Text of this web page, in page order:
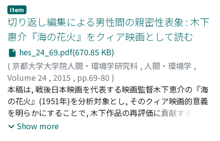
ルソナへの自己誉及性を伴った, 「無垢なアダム」として
のヒーローと, 「堕ちたイヴ」としてのヒロインの問で繰
り広げられる恋愛バトルを描く. 無垢に固執するヒーロー
は, ヒロインに対する絶対的な優位性を保持し, 自身の理想
とする「無垢なイヴ」であることを彼女に強いる. それは,
彼女のアイデンティティの分裂と増殖, 反復構造を伴った
終わりなき恋愛バトルをもたらす, この特異性は, ジャンル
が衰退に向かうにつれてより極端な形で他のスタージェス
作品に引き継がれる. 『殺人幻想曲』(Unfaithfully Yours,
1948)のヒロインは夫に殺される可能性さえあり, 恋愛バ
トルの幸福な帰結となるべき結婚生活は恐ろしいものとな
Item
切り返し編集による男性間の親密性表象 : 木下
惠介『海の花火』をクィア映画として読む
hes_24_69.pdf(670.85 KB)
( 京都大学大学院人間・環境学研究科 , 人間・環境学 ,
Volume 24 , 2015 , pp.69-80 )
久保, 豊;Kubo, Yutaka;クボ, ユタカ
本稿は, 戦後日本映画を代表する映画監督木下恵介の『海
の花火』(1951年)を分析対象とし, そのクィア映画的意義
を明らかにすることで, 木下作品の再評価に貢献すること
を目指すものである. 『海の花火』は, 木下研究において長
Show more